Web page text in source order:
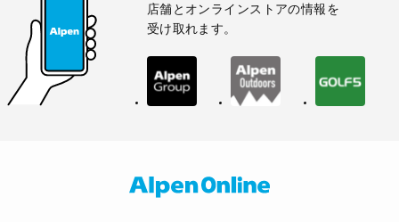
店舗とオンラインストアの情報を
受け取れます。